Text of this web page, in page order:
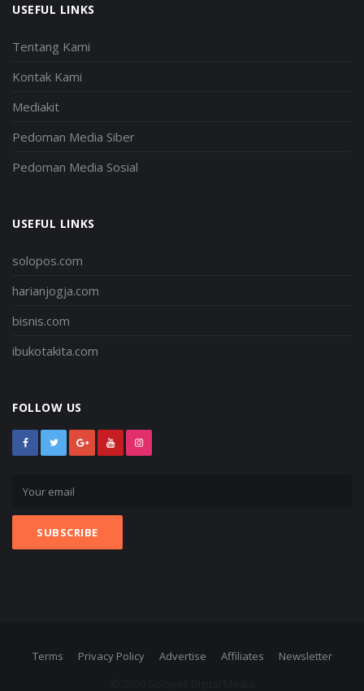
USEFUL LINKS
Tentang Kami
Kontak Kami
Mediakit
Pedoman Media Siber
Pedoman Media Sosial
USEFUL LINKS
solopos.com
harianjogja.com
bisnis.com
ibukotakita.com
FOLLOW US
Terms Privacy Policy Advertise Affiliates
Newsletter